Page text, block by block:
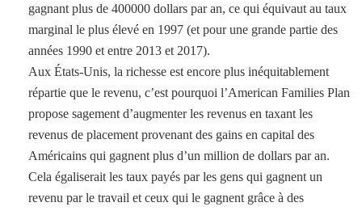
gagnant plus de 400000 dollars par an, ce qui équivaut au taux
marginal le plus élevé en 1997 (et pour une grande partie des
années 1990 et entre 2013 et 2017).
Aux États-Unis, la richesse est encore plus inéquitablement
répartie que le revenu, c’est pourquoi l’American Families Plan
propose sagement d’augmenter les revenus en taxant les
revenus de placement provenant des gains en capital des
Américains qui gagnent plus d’un million de dollars par an.
Cela égaliserait les taux payés par les gens qui gagnent un
revenu par le travail et ceux qui le gagnent grâce à des